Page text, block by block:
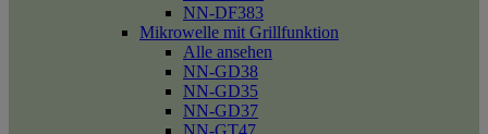
NN-DF383
Mikrowelle mit Grillfunktion
Alle ansehen
NN-GD38
NN-GD35
NN-GD37
NN-GT47